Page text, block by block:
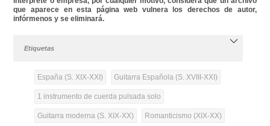
que aparece en esta página web vulnera los derechos de autor,
infórmenos y se eliminará.
Etiquetas
España (S. XIX-XXI) Guitarra Española (S. XVIII-XXI)
1 instrumento de cuerda pulsada solo
Guitarra moderna (S. XIX-XX) Romanticismo (XIX-XX)